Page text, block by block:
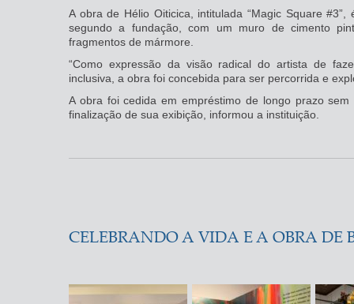
A obra de Hélio Oiticica, intitulada “Magic Square #3”,
segundo a fundação, com um muro de cimento
fragmentos de mármore.
“Como expressão da visão radical do artista de
inclusiva, a obra foi concebida para ser percorrida e
A obra foi cedida em empréstimo de longo prazo
finalização de sua exibição, informou a instituição.
CELEBRANDO A VIDA E A OBRA DE